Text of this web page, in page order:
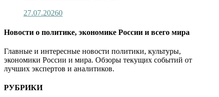
27.07.20260
Новости о политике, экономике России и всего мира
Главные и интересные новости политики, культуры,
экономики России и мира. Обзоры текущих событий от
лучших экспертов и аналитиков.
РУБРИКИ